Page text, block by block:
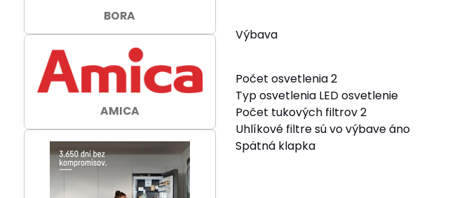
Výbava
Počet osvetlenia 2
Typ osvetlenia LED osvetlenie
Počet tukových filtrov 2
Uhlíkové filtre sú vo výbave áno
Spätná klapka
BORA
AMICA